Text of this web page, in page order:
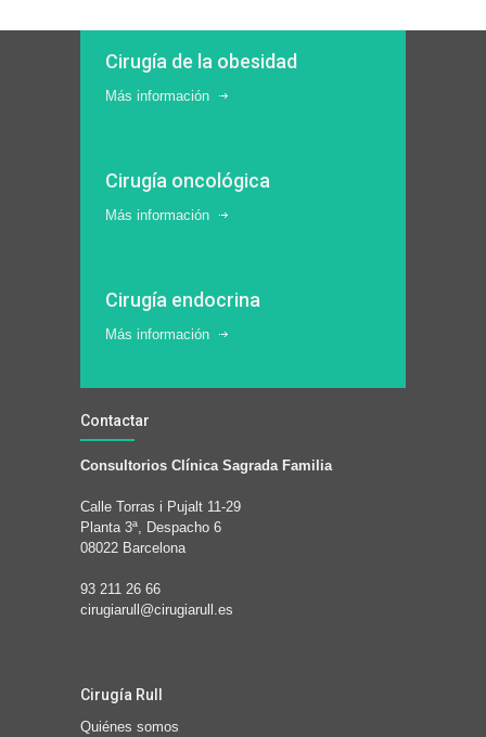
Cirugía de la obesidad
Más información
Cirugía oncológica
Más información
Cirugía endocrina
Más información
Contactar
Consultorios Clínica Sagrada Familia
Calle Torras i Pujalt 11-29
Planta 3ª, Despacho 6
08022 Barcelona
93 211 26 66
cirugiarull@cirugiarull.es
Cirugía Rull
Quiénes somos